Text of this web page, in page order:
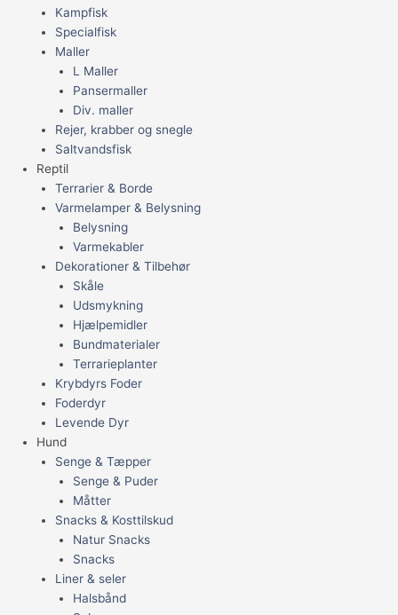
Kampfisk
Specialfisk
Maller
L Maller
Pansermaller
Div. maller
Rejer, krabber og snegle
Saltvandsfisk
Reptil
Terrarier & Borde
Varmelamper & Belysning
Belysning
Varmekabler
Dekorationer & Tilbehør
Skåle
Udsmykning
Hjælpemidler
Bundmaterialer
Terrarieplanter
Krybdyrs Foder
Foderdyr
Levende Dyr
Hund
Senge & Tæpper
Senge & Puder
Måtter
Snacks & Kosttilskud
Natur Snacks
Snacks
Liner & seler
Halsbånd